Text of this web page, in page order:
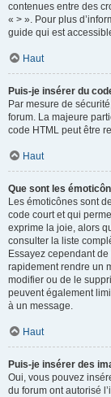
contenues entre des
« > ». Pour plus
guide qui est
Haut
Puis-je insérer du
Par mesure de
forum. La majeure
code HTML peut être
Haut
Que sont les
Les émoticônes sont
code court et qui
exprime la joie, alors
consulter la liste
Essayez cependant
rapidement rendre un
modifier ou de le
peuvent également
à un message.
Haut
Puis-je insérer des
Oui, vous pouvez
du forum ont autorisé